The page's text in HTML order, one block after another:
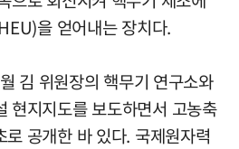
을 얻어내는 장치다.
김 위원장의 핵무기 연구소와
현지지도를 보도하면서 고농축
공개한 바 있다. 국제원자력